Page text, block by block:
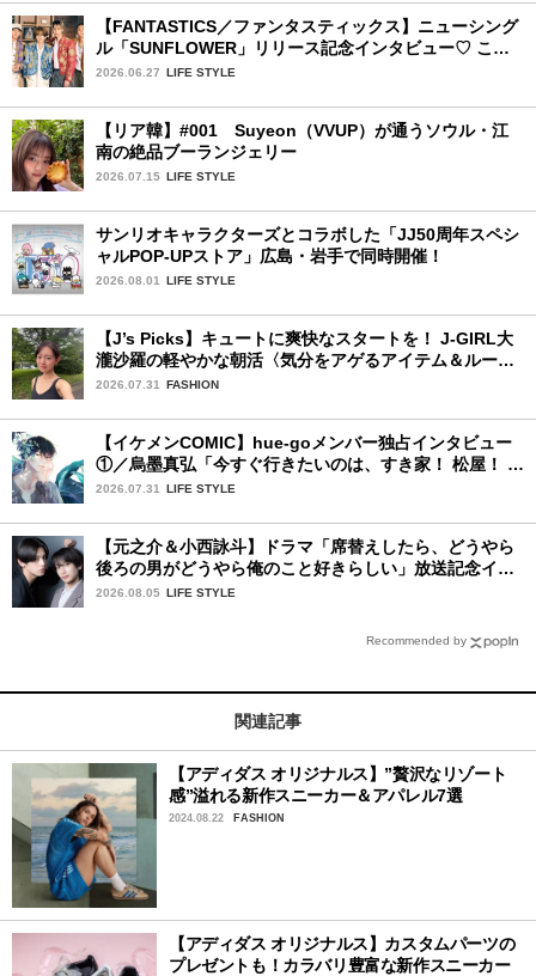
【FANTASTICS／ファンタスティックス】ニューシング
ル「SUNFLOWER」リリース記念インタビュー♡ この
夏楽しみにしていることは？
2026.06.27 LIFE STYLE
【リア韓】#001 Suyeon（VVUP）が通うソウル・江
南の絶品ブーランジェリー
2026.07.15 LIFE STYLE
サンリオキャラクターズとコラボした「JJ50周年スペシ
ャルPOP-UPストア」広島・岩手で同時開催！
2026.08.01 LIFE STYLE
【J’s Picks】キュートに爽快なスタートを！ J-GIRL大
瀧沙羅の軽やかな朝活〈気分をアゲるアイテム＆ルーテ
ィーン〉
2026.07.31 FASHION
【イケメンCOMIC】hue-goメンバー独占インタビュー
①／烏墨真弘「今すぐ行きたいのは、すき家！ 松屋！ ミ
スド！」
2026.07.31 LIFE STYLE
【元之介＆小西詠斗】ドラマ「席替えしたら、どうやら
後ろの男がどうやら俺のこと好きらしい」放送記念イン
タビュー♡ 「自然と詠斗くんが可愛く見えたんです」
2026.08.05 LIFE STYLE
Recommended by
関連記事
【アディダス オリジナルス】”贅沢なリゾート
感”溢れる新作スニーカー＆アパレル7選
2024.08.22 FASHION
【アディダス オリジナルス】カスタムパーツの
プレゼントも！カラバリ豊富な新作スニーカー